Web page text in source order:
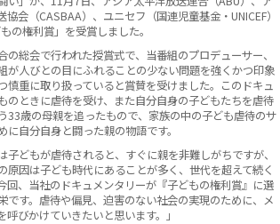
協会（CASBAA）、ユニセフ（国連児童基金・UNICEF）
の権利賞」を受賞しました。
の総会で行われた授賞式で、当番組のプロデューサー、
が人びとの目にふれることの少ない問題を強くかつ印象
慎重に取り扱っていると賞賛を受けました。このドキュ
のときに虐待を受け、また自分自身の子どもたちを虐待
33歳の母親を追ったもので、家族の中の子ども虐待のサ
に自分自身と闘った親の物語です。
子どもが虐待されると、すぐに親を非難しがちですが、
原因は子ども時代にあることが多く、世代を超えて続く
回、当社のドキュメンタリーが『子どもの権利賞』に選
です。虐待や偏見、迫害のない社会の実現のために、メ
呼びかけていきたいと思います。」